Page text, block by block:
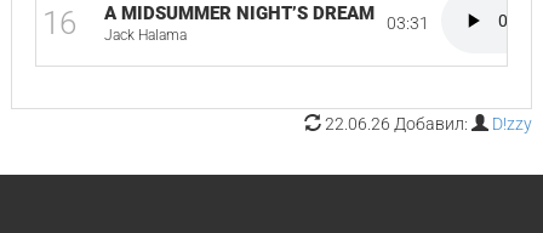
16 A MIDSUMMER NIGHT’S DREAM
Jack Halama
03:31
22.06.26 Добавил: D!zzy